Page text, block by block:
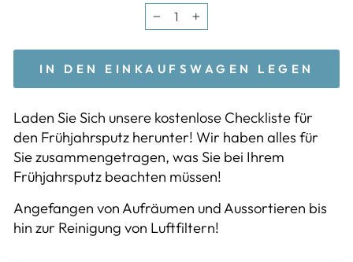
− +
IN DEN EINKAUFSWAGEN LEGEN
Laden Sie Sich unsere kostenlose Checkliste für
den Frühjahrsputz herunter! Wir haben alles für
Sie zusammengetragen, was Sie bei Ihrem
Frühjahrsputz beachten müssen!
Angefangen von Aufräumen und Aussortieren bis
hin zur Reinigung von Luftfiltern!